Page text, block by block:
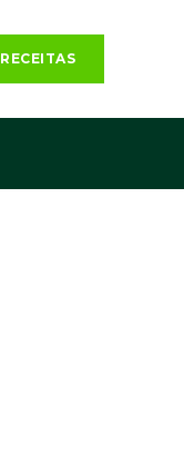
RECEITAS